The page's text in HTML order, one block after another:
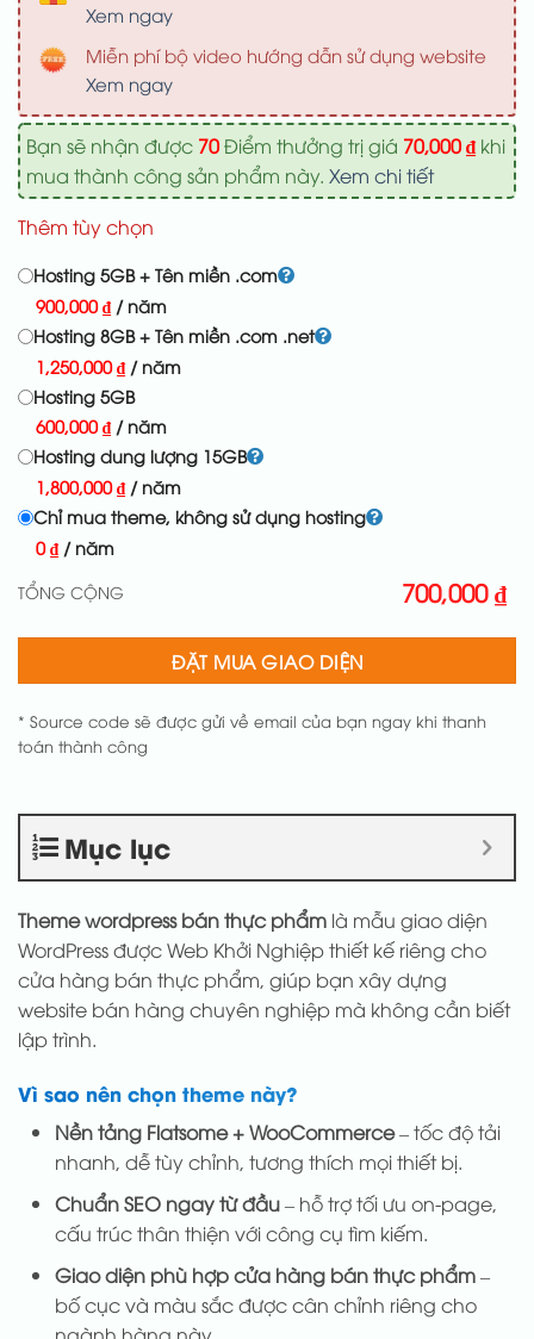
Xem ngay
Miễn phí bộ video hướng dẫn sử dụng website
Xem ngay
Bạn sẽ nhận được 70Điểm thưởng trị giá 70,000₫khi
mua thành công sản phẩm này. Xem chi tiết
Thêm tùy chọn
Hosting 5GB + Tên miền .com
900,000₫ / năm
Hosting 8GB + Tên miền .com .net
1,250,000₫ / năm
Hosting 5GB
600,000₫ / năm
Hosting dung lượng 15GB
1,800,000₫ / năm
Chỉ mua theme, không sử dụng hosting
0₫ / năm
TỔNG CỘNG
700,000₫
ĐẶT MUA GIAO DIỆN
* Source code sẽ được gửi về email của bạn ngay khi thanh
toán thành công
Mục lục
Theme wordpress bán thực phẩm là mẫu giao diện
WordPress được Web Khởi Nghiệp thiết kế riêng cho
cửa hàng bán thực phẩm, giúp bạn xây dựng
website bán hàng chuyên nghiệp mà không cần biết
lập trình.
Vì sao nên chọn theme này?
Nền tảng Flatsome + WooCommerce– tốc độ tải
nhanh, dễ tùy chỉnh, tương thích mọi thiết bị.
Chuẩn SEO ngay từ đầu– hỗ trợ tối ưu on-page,
cấu trúc thân thiện với công cụ tìm kiếm.
Giao diện phù hợp cửa hàng bán thực phẩm–
bố cục và màu sắc được cân chỉnh riêng cho
ngành hàng này.